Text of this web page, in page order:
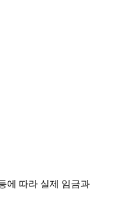
에 따라 실제 임금과